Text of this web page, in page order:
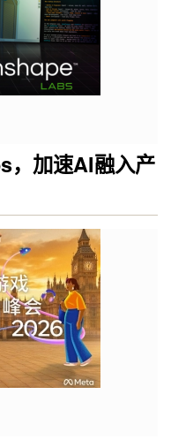
，加速AI融入产